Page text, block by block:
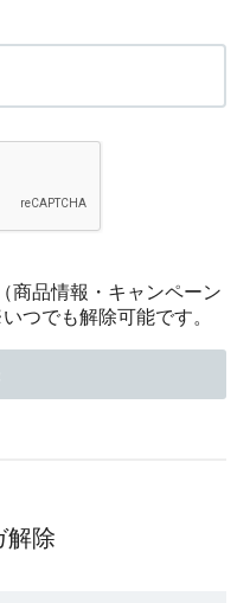
商品情報・キャンペーン
つでも解除可能です。
解除